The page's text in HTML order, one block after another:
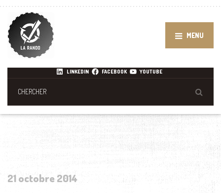
MENU
LINKEDIN FACEBOOK YOUTUBE
21 octobre 2014